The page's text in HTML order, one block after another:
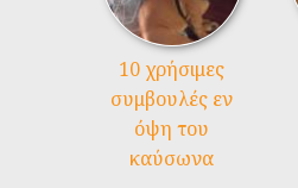
10 χρήσιμες
συμβουλές εν
όψη του
καύσωνα